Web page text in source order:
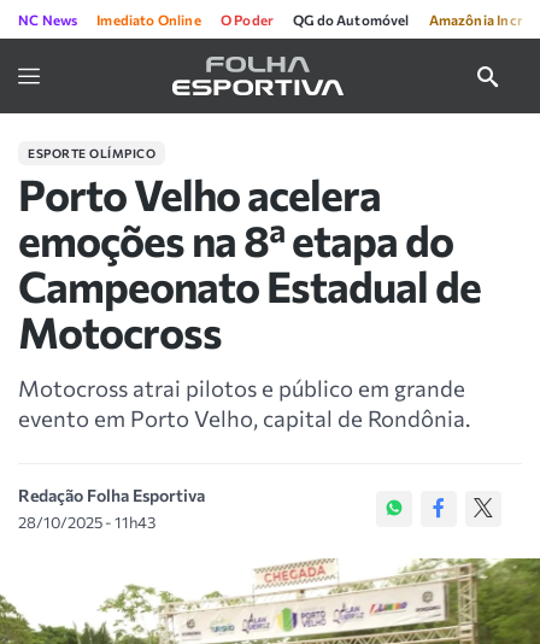
NC News Imediato Online O Poder QG do Automóvel Amazônia
ESPORTE OLÍMPICO
Porto Velho acelera
emoções na 8ª etapa do
Campeonato Estadual de
Motocross
Motocross atrai pilotos e público em grande
evento em Porto Velho, capital de Rondônia.
Redação Folha Esportiva
28/10/2025 - 11h43